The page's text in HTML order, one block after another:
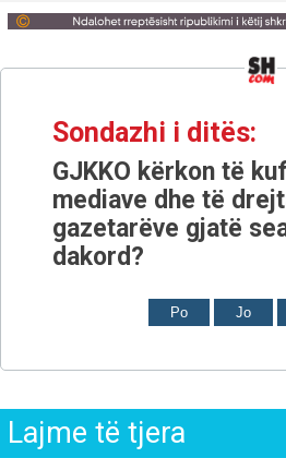
Sondazhi i ditës:
GJKKO kërkon të
mediave dhe të
gazetarëve gjatë
dakord?
Po Jo
Lajme të tjera